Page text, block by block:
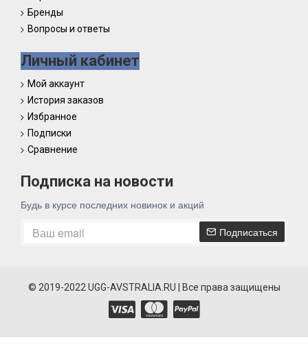
Бренды
Вопросы и ответы
Личный кабинет
Мой аккаунт
История заказов
Избранное
Подписки
Сравнение
Подписка на новости
Будь в курсе последних новинок и акций
Подписаться
© 2019-2022 UGG-AVSTRALIA.RU | Все права защищены